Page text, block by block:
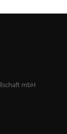
mbH